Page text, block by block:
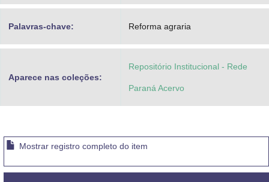
Palavras-chave: Reforma agraria
Aparece nas coleções:
Repositório Institucional - Rede
Paraná Acervo
Mostrar registro completo do item